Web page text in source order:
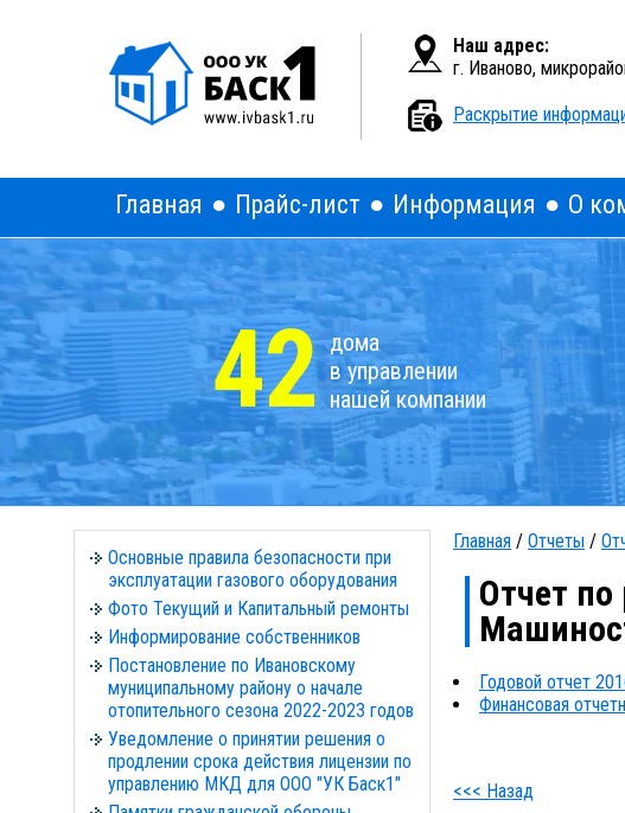
Наш адрес:
г. Иваново,
Раскрытие
Главная Прайс-лист Информация О
42 дома
в управлении
нашей компании
Основные правила безопасности при
эксплуатации газового оборудования
Фото Текущий и Капитальный ремонты
Информирование собственников
Постановление по Ивановскому
муниципальному району о начале
отопительного сезона 2022-2023 годов
Уведомление о принятии решения о
продлении срока действия лицензии по
управлению МКД для ООО "УК Баск1"
Главная / Отчеты /
Отчет по
Годовой отчет
Финансовая
<<< Назад